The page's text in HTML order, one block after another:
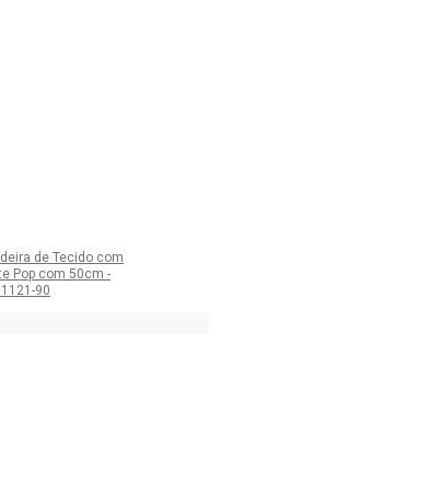
de Tecido com
Pop com 50cm -
90